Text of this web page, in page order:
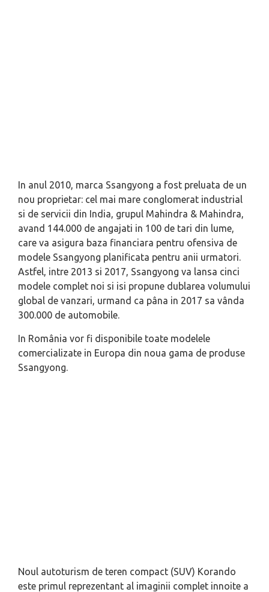
In anul 2010, marca Ssangyong a fost preluata de un
nou proprietar: cel mai mare conglomerat industrial
si de servicii din India, grupul Mahindra & Mahindra,
avand 144.000 de angajati in 100 de tari din lume,
care va asigura baza financiara pentru ofensiva de
modele Ssangyong planificata pentru anii urmatori.
Astfel, intre 2013 si 2017, Ssangyong va lansa cinci
modele complet noi si isi propune dublarea volumului
global de vanzari, urmand ca pâna in 2017 sa vânda
300.000 de automobile.
In România vor fi disponibile toate modelele
comercializate in Europa din noua gama de produse
Ssangyong.
Noul autoturism de teren compact (SUV) Korando
este primul reprezentant al imaginii complet innoite a